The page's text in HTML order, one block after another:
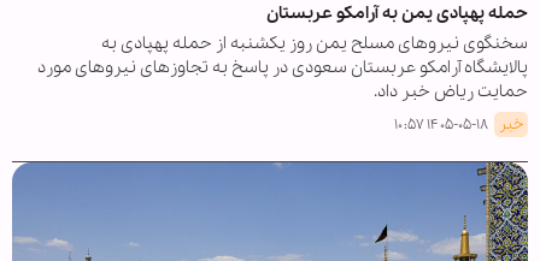
حمله پهپادی یمن به آرامکو عربستان
سخنگوی نیروهای مسلح یمن روز یکشنبه از حمله پهپادی به
پالایشگاه آرامکو عربستان سعودی در پاسخ به تجاوزهای نیروهای مورد
حمایت ریاض خبر داد.
خبر ۱۴۰۵-۰۵-۱۸ ۱۰:۵۷